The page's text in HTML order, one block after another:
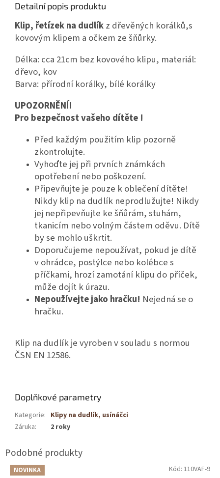
Detailní popis produktu
Klip, řetízek na dudlíkz dřevěných korálků,s
kovovým klipem a očkem ze šňůrky.
Délka: cca 21cm bez kovového klipu, materiál:
dřevo, kov
Barva: přírodní korálky, bílé korálky
UPOZORNĚNÍ!
Pro bezpečnost vašeho dítěte !
Před každým použitím klip pozorně
zkontrolujte.
Vyhoďte jej při prvních známkách
opotřebení nebo poškození.
Připevňujte je pouze k oblečení dítěte!
Nikdy klip na dudlík neprodlužujte! Nikdy
jej nepřipevňujte ke šňůrám, stuhám,
tkanicím nebo volným částem oděvu. Dítě
by se mohlo uškrtit.
Doporučujeme nepoužívat, pokud je dítě
v ohrádce, postýlce nebo kolébce s
příčkami, hrozí zamotání klipu do příček,
může dojít k úrazu.
Nepoužívejte jako hračku! Nejedná se o
hračku.
Klip na dudlík je vyroben v souladu s normou
ČSN EN 12586.
Doplňkové parametry
Kategorie: Klipy na dudlík, usínáčci
Záruka: 2 roky
NOVINKA Kód: 110VAF-9